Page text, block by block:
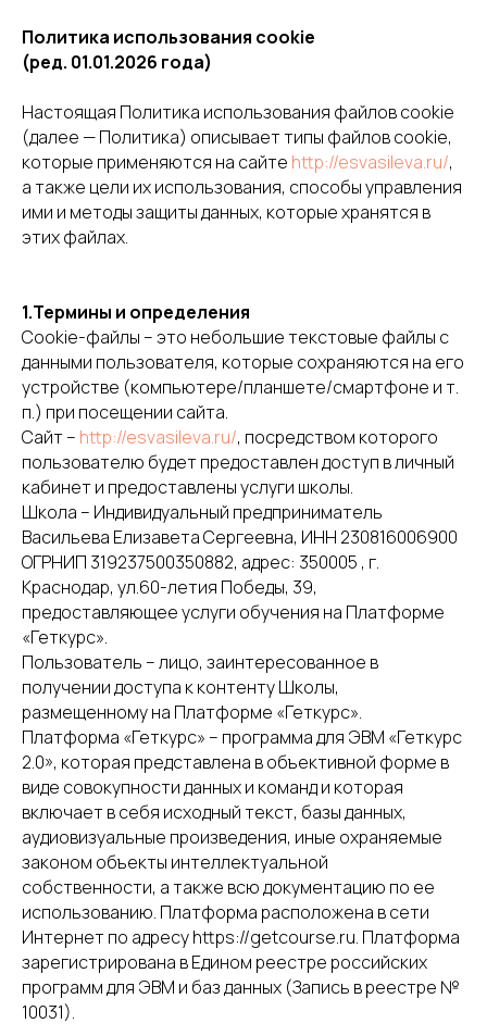
Политика использования cookie
(ред. 01.01.2026 года)
Настоящая Политика использования файлов cookie
(далее — Политика) описывает типы файлов cookie,
которые применяются на сайте http://esvasileva.ru/,
а также цели их использования, способы управления
ими и методы защиты данных, которые хранятся в
этих файлах.
1.Термины и определения
Cookie-файлы – это небольшие текстовые файлы с
данными пользователя, которые сохраняются на его
устройстве (компьютере/планшете/смартфоне и т.
п.) при посещении сайта.
Сайт – http://esvasileva.ru/, посредством которого
пользователю будет предоставлен доступ в личный
кабинет и предоставлены услуги школы.
Школа – Индивидуальный предприниматель
Васильева Елизавета Сергеевна, ИНН 230816006900
ОГРНИП 319237500350882, адрес: 350005 , г.
Краснодар, ул.60-летия Победы, 39,
предоставляющее услуги обучения на Платформе
«Геткурс».
Пользователь – лицо, заинтересованное в
получении доступа к контенту Школы,
размещенному на Платформе «Геткурс».
Платформа «Геткурс» – программа для ЭВМ «Геткурс
2.0», которая представлена в объективной форме в
виде совокупности данных и команд и которая
включает в себя исходный текст, базы данных,
аудиовизуальные произведения, иные охраняемые
законом объекты интеллектуальной
собственности, а также всю документацию по ее
использованию. Платформа расположена в сети
Интернет по адресу https://getcourse.ru. Платформа
зарегистрирована в Едином реестре российских
программ для ЭВМ и баз данных (Запись в реестре №
10031).